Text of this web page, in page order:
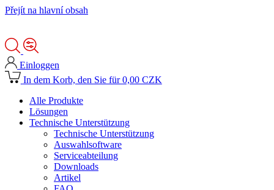
Přejít na hlavní obsah
Einloggen
In dem Korb, den Sie für 0,00 CZK
Alle Produkte
Lösungen
Technische Unterstützung
Technische Unterstützung
Auswahlsoftware
Serviceabteilung
Downloads
Artikel